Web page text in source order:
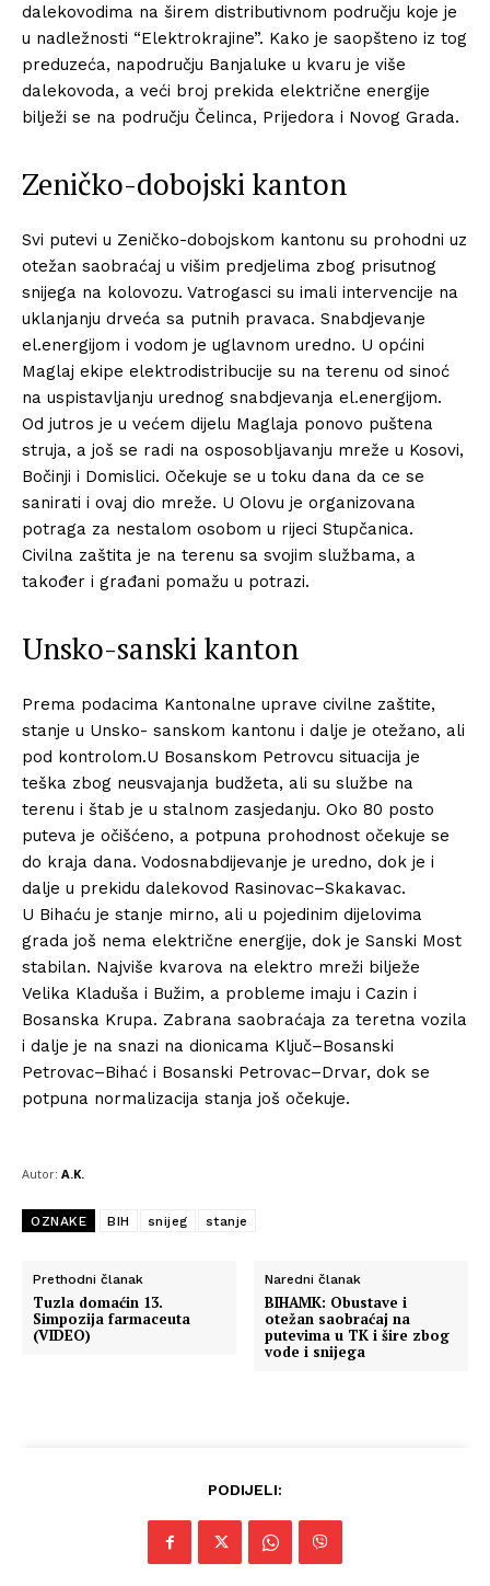
dalekovodima na širem distributivnom području koje je
u nadležnosti “Elektrokrajine”. Kako je saopšteno iz tog
preduzeća, napodručju Banjaluke u kvaru je više
dalekovoda, a veći broj prekida električne energije
bilježi se na području Čelinca, Prijedora i Novog Grada.
Zeničko-dobojski kanton
Svi putevi u Zeničko-dobojskom kantonu su prohodni uz
otežan saobraćaj u višim predjelima zbog prisutnog
snijega na kolovozu. Vatrogasci su imali intervencije na
uklanjanju drveća sa putnih pravaca. Snabdjevanje
el.energijom i vodom je uglavnom uredno. U općini
Maglaj ekipe elektrodistribucije su na terenu od sinoć
na uspistavljanju urednog snabdjevanja el.energijom.
Od jutros je u većem dijelu Maglaja ponovo puštena
struja, a još se radi na osposobljavanju mreže u Kosovi,
Bočinji i Domislici. Očekuje se u toku dana da ce se
sanirati i ovaj dio mreže. U Olovu je organizovana
potraga za nestalom osobom u rijeci Stupčanica.
Civilna zaštita je na terenu sa svojim službama, a
također i građani pomažu u potrazi.
Unsko-sanski kanton
Prema podacima Kantonalne uprave civilne zaštite,
stanje u Unsko- sanskom kantonu i dalje je otežano, ali
pod kontrolom.U Bosanskom Petrovcu situacija je
teška zbog neusvajanja budžeta, ali su službe na
terenu i štab je u stalnom zasjedanju. Oko 80 posto
puteva je očišćeno, a potpuna prohodnost očekuje se
do kraja dana. Vodosnabdijevanje je uredno, dok je i
dalje u prekidu dalekovod Rasinovac–Skakavac.
U Bihaću je stanje mirno, ali u pojedinim dijelovima
grada još nema električne energije, dok je Sanski Most
stabilan. Najviše kvarova na elektro mreži bilježe
Velika Kladuša i Bužim, a probleme imaju i Cazin i
Bosanska Krupa. Zabrana saobraćaja za teretna vozila
i dalje je na snazi na dionicama Ključ–Bosanski
Petrovac–Bihać i Bosanski Petrovac–Drvar, dok se
potpuna normalizacija stanja još očekuje.
Autor: A.K.
OZNAKE BIH snijeg stanje
Prethodni članak
Tuzla domaćin 13.
Simpozija farmaceuta
(VIDEO)
Naredni članak
BIHAMK: Obustave i
otežan saobraćaj na
putevima u TK i šire zbog
vode i snijega
PODIJELI: